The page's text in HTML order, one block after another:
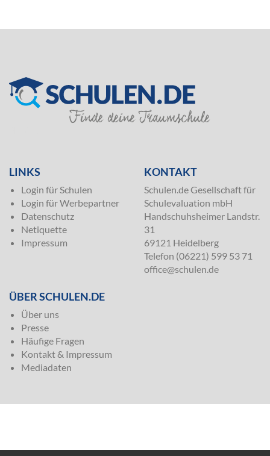
LINKS
Login für Schulen
Login für Werbepartner
Datenschutz
Netiquette
Impressum
KONTAKT
Schulen.de Gesellschaft für
Schulevaluation mbH
Handschuhsheimer Landstr.
31
69121 Heidelberg
Telefon (06221) 599 53 71
office@schulen.de
ÜBER SCHULEN.DE
Über uns
Presse
Häufige Fragen
Kontakt & Impressum
Mediadaten